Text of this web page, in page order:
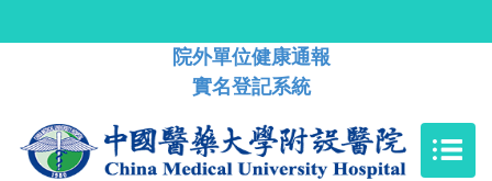
院外單位健康通報
實名登記系統